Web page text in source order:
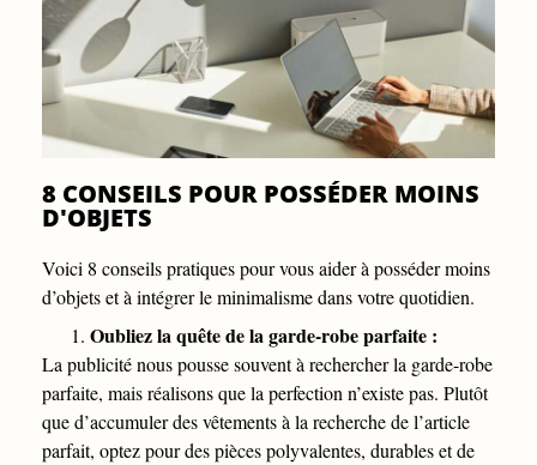
8 CONSEILS POUR POSSÉDER MOINS
D'OBJETS
Voici 8 conseils pratiques pour vous aider à posséder moins
d’objets et à intégrer le minimalisme dans votre quotidien.
Oubliez la quête de la garde-robe parfaite :
La publicité nous pousse souvent à rechercher la garde-robe
parfaite, mais réalisons que la perfection n’existe pas. Plutôt
que d’accumuler des vêtements à la recherche de l’article
parfait, optez pour des pièces polyvalentes, durables et de